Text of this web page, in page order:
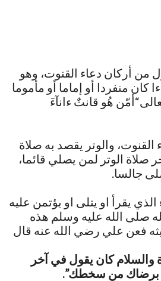
من أركان دعاء القنوت، وهو
كان منفردا أو إماما أو مأموما
هُو قانتٌ ءانآءَ
القنوت، والوتر يقصد به صلاة
صلاة الوتر لمن يصلي قائما،
جالسا.
يقرأ او يتلى او يؤتمن عليه
صلى الله عليه وسلم هذه
فعن علي رضي الله عنه قال
والسلام كان يقول في آخر
برضاك من سخطك”.